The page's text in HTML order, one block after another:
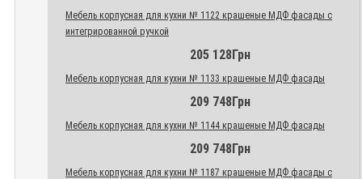
Мебель корпусная для кухни № 1122 крашеные МДФ фасады с
интегрированной ручкой
205 128Грн
Мебель корпусная для кухни № 1133 крашеные МДФ фасады
209 748Грн
Мебель корпусная для кухни № 1144 крашеные МДФ фасады
209 748Грн
Мебель корпусная для кухни № 1187 крашеные МДФ фасады с